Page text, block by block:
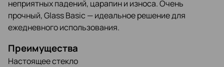
неприятных падений, царапин и износа. Очень
прочный, Glass Basic — идеальное решение для
ежедневного использования.
Преимущества
Настоящее стекло